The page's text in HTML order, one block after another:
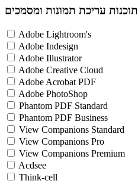
תוכנות עריכת תמונות ומסמכים
Adobe Lightroom's
Adobe Indesign
Adobe Illustrator
Adobe Creative Cloud
Adobe Acrobat PDF
Adobe PhotoShop
Phantom PDF Standard
Phantom PDF Business
View Companions Standard
View Companions Pro
View Companions Premium
Acdsee
Think-cell